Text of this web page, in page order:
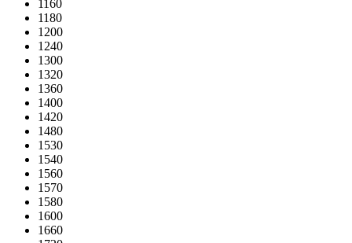
1160
1180
1200
1240
1300
1320
1360
1400
1420
1480
1530
1540
1560
1570
1580
1600
1660